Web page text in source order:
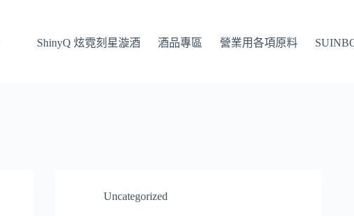
ShinyQ 炫霓刻星漩酒 酒品專區 營業用各項原料
Uncategorized